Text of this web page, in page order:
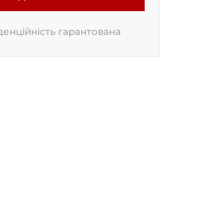
гарантована